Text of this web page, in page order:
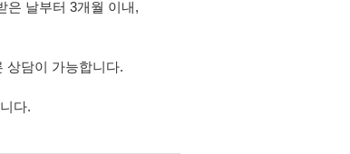
은 날부터 3개월 이내,
상담이 가능합니다.
다.